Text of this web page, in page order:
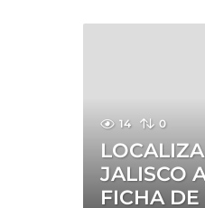
14 0
JALISCO
FICHA